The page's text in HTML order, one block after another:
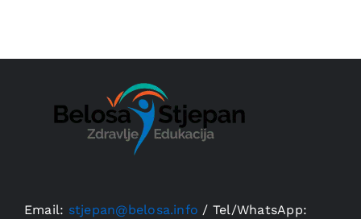
Email: stjepan@belosa.info / Tel/WhatsApp: